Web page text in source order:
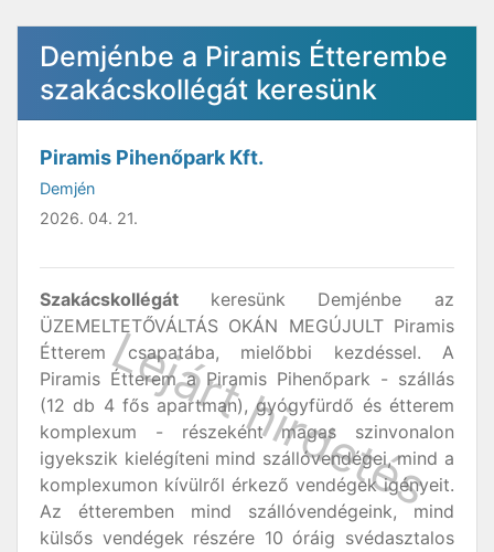
Demjénbe a Piramis Étterembe
szakácskollégát keresünk
Piramis Pihenőpark Kft.
Demjén
2026. 04. 21.
Szakácskollégát keresünk Demjénbe az
ÜZEMELTETŐVÁLTÁS OKÁN MEGÚJULT Piramis
Étterem csapatába, mielőbbi kezdéssel. A
Piramis Étterem a Piramis Pihenőpark - szállás
(12 db 4 fős apartman), gyógyfürdő és étterem
komplexum - részeként magas szinvonalon
igyekszik kielégíteni mind szállóvendégei, mind a
komplexumon kívülről érkező vendégek igényeit.
Az étteremben mind szállóvendégeink, mind
külsős vendégek részére 10 óráig svédasztalos